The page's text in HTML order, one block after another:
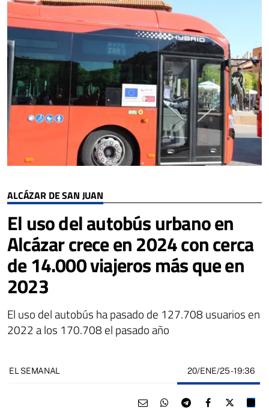
ALCÁZAR DE SAN JUAN
El uso del autobús urbano en
Alcázar crece en 2024 con cerca
de 14.000 viajeros más que en
2023
El uso del autobús ha pasado de 127.708 usuarios en
2022 a los 170.708 el pasado año
EL SEMANAL 20/ENE/25- 19:36